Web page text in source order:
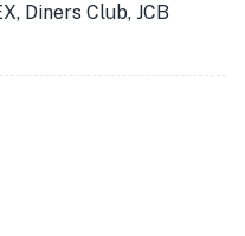
Diners Club, JCB